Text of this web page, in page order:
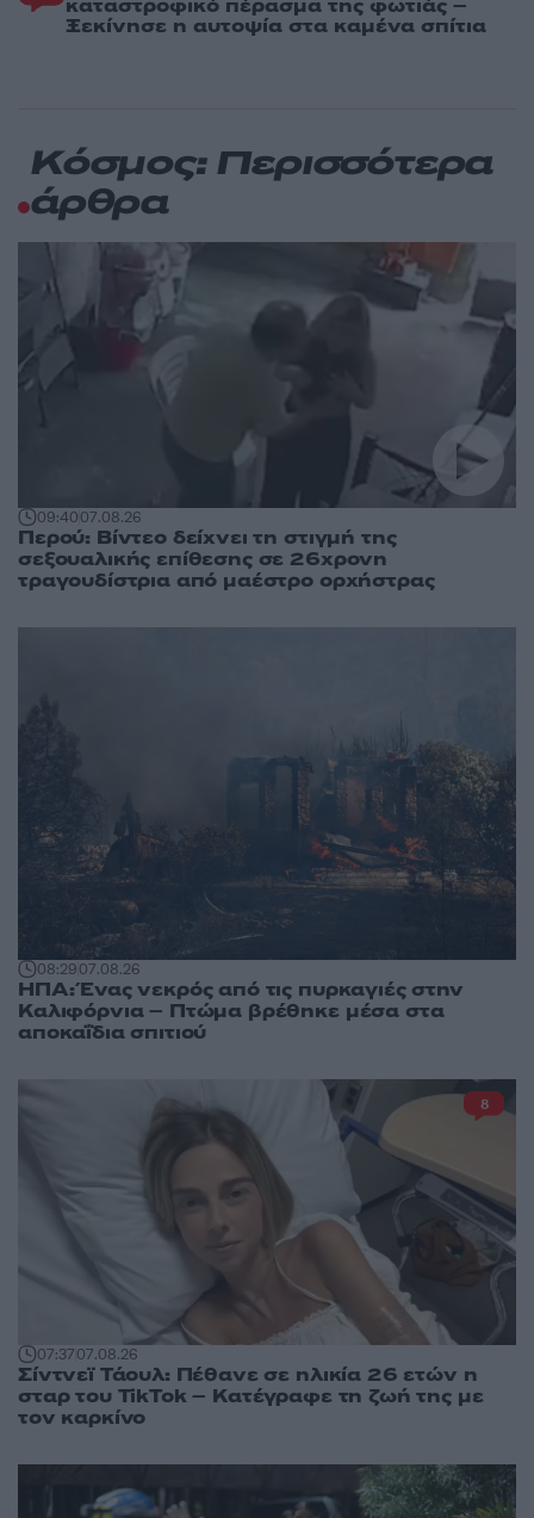
καταστροφικό πέρασμα της φωτιάς –
Ξεκίνησε η αυτοψία στα καμένα σπίτια
Κόσμος: Περισσότερα
άρθρα
09:4007.08.26
Περού: Βίντεο δείχνει τη στιγμή της
σεξουαλικής επίθεσης σε 26χρονη
τραγουδίστρια από μαέστρο ορχήστρας
08:2907.08.26
ΗΠΑ: Ένας νεκρός από τις πυρκαγιές στην
Καλιφόρνια – Πτώμα βρέθηκε μέσα στα
αποκαΐδια σπιτιού
07:3707.08.26
Σίντνεϊ Τάουλ: Πέθανε σε ηλικία 26 ετών η
σταρ του TikTok – Kατέγραφε τη ζωή της με
τον καρκίνο
8